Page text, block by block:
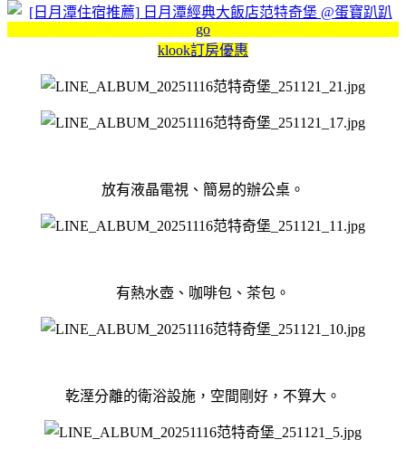
klook訂房優惠
放有液晶電視、簡易的辦公桌。
有熱水壺、咖啡包、茶包。
乾溼分離的衛浴設施，空間剛好，不算大。